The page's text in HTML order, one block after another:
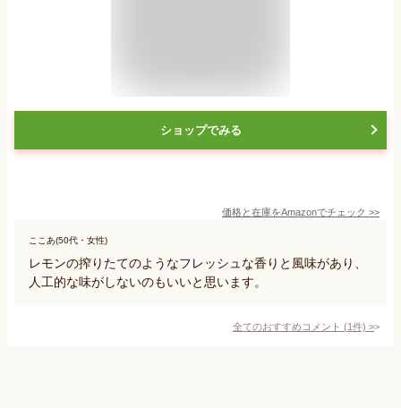
ショップでみる
価格と在庫をAmazonでチェック >>
ここあ(50代・女性)
レモンの搾りたてのようなフレッシュな香りと風味があり、
人工的な味がしないのもいいと思います。
全てのおすすめコメント (1件) >